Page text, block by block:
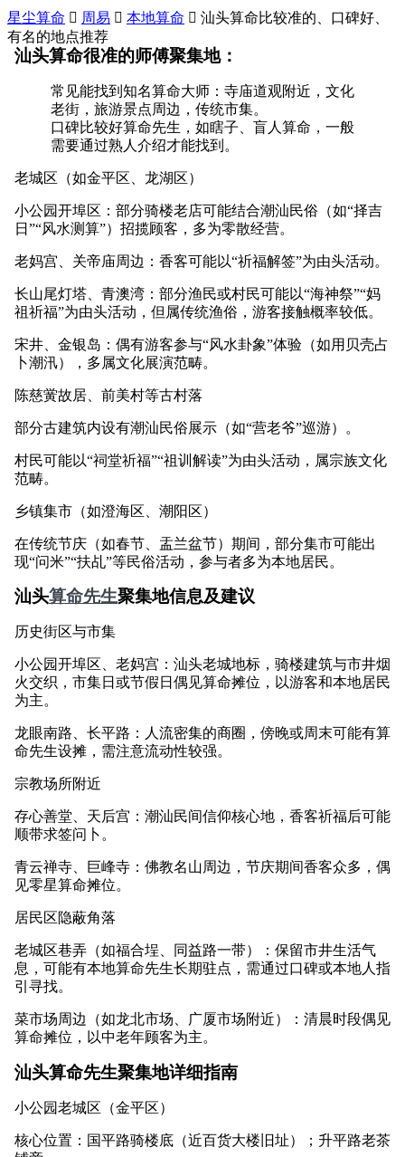
星尘算命  周易  本地算命  汕头算命比较准的、口碑好、
有名的地点推荐
汕头算命很准的师傅聚集地：
常见能找到知名算命大师：寺庙道观附近，文化
老街，旅游景点周边，传统市集。
口碑比较好算命先生，如瞎子、盲人算命，一般
需要通过熟人介绍才能找到。
老城区（如金平区、龙湖区）
小公园开埠区：部分骑楼老店可能结合潮汕民俗（如“择吉
日”“风水测算”）招揽顾客，多为零散经营。
老妈宫、关帝庙周边：香客可能以“祈福解签”为由头活动。
长山尾灯塔、青澳湾：部分渔民或村民可能以“海神祭”“妈
祖祈福”为由头活动，但属传统渔俗，游客接触概率较低。
宋井、金银岛：偶有游客参与“风水卦象”体验（如用贝壳占
卜潮汛），多属文化展演范畴。
陈慈黉故居、前美村等古村落
部分古建筑内设有潮汕民俗展示（如“营老爷”巡游）。
村民可能以“祠堂祈福”“祖训解读”为由头活动，属宗族文化
范畴。
乡镇集市（如澄海区、潮阳区）
在传统节庆（如春节、盂兰盆节）期间，部分集市可能出
现“问米”“扶乩”等民俗活动，参与者多为本地居民。
汕头算命先生聚集地信息及建议
历史街区与市集
小公园开埠区、老妈宫：汕头老城地标，骑楼建筑与市井烟
火交织，市集日或节假日偶见算命摊位，以游客和本地居民
为主。
龙眼南路、长平路：人流密集的商圈，傍晚或周末可能有算
命先生设摊，需注意流动性较强。
宗教场所附近
存心善堂、天后宫：潮汕民间信仰核心地，香客祈福后可能
顺带求签问卜。
青云禅寺、巨峰寺：佛教名山周边，节庆期间香客众多，偶
见零星算命摊位。
居民区隐蔽角落
老城区巷弄（如福合埕、同益路一带）：保留市井生活气
息，可能有本地算命先生长期驻点，需通过口碑或本地人指
引寻找。
菜市场周边（如龙北市场、广厦市场附近）：清晨时段偶见
算命摊位，以中老年顾客为主。
汕头算命先生聚集地详细指南
小公园老城区（金平区）
核心位置：国平路骑楼底（近百货大楼旧址）；升平路老茶